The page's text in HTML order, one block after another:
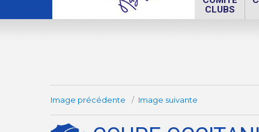
CLUBS
Image précédente Image suivante